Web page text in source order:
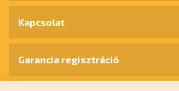
Kapcsolat
Garancia regisztráció